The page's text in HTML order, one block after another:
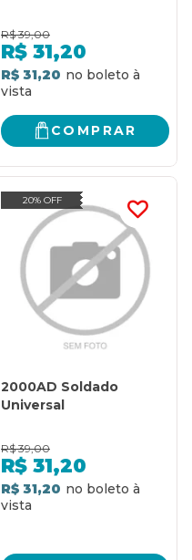
R$ 39,00
R$ 31,20
R$ 31,20
COMPRAR
20% OFF
2000AD Soldado
Universal
R$ 39,00
R$ 31,20
R$ 31,20